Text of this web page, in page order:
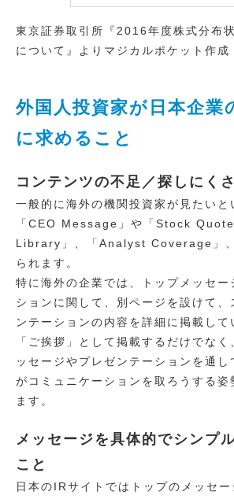
東京証券取引所『2016年度株式分布
について』よりマジカルポケット作成
外国人投資家が日本企業
に求めること
コンテンツの不足／探しにくさ
一般的に海外の機関投資家が見たいと
「CEO Message」や「Stock
Library」、「Analyst Coverage」
られます。
特に海外の企業では、トップメッセー
ションに関して、別ページを設けて
ンテーションの内容を詳細に掲載して
「ご挨拶」として掲載するだけでな
ッセージやプレゼンテーションを通し
がコミュニケーションを取ろうする姿
ます。
メッセージを具体的でシンプ
こと
日本のIRサイトではトップのメッセー